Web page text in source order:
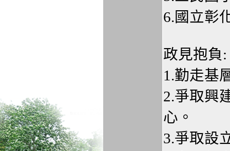
6.國立彰
政見抱負:
1.勤走基
2.爭取興
心。
3.爭取設